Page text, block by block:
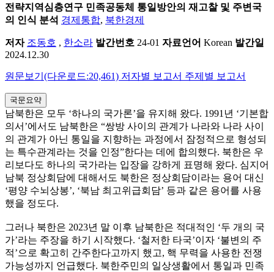
전략지역심층연구 민족공동체 통일방안의 재고찰 및 주변국
의 인식 분석 경제통합, 북한경제
저자 조동호 , 한소라 발간번호 24-01 자료언어 Korean 발간일
2024.12.30
원문보기(다운로드:20,461) 저자별 보고서 주제별 보고서
국문요약
남북한은 모두 ‘하나의 국가론’을 유지해 왔다. 1991년 ‘기본합
의서’에서도 남북한은 “쌍방 사이의 관계가 나라와 나라 사이
의 관계가 아닌 통일을 지향하는 과정에서 잠정적으로 형성되
는 특수관계라는 것을 인정”한다는 데에 합의했다. 북한은 우
리보다도 하나의 국가라는 입장을 강하게 표명해 왔다. 심지어
남북 정상회담에 대해서도 북한은 정상회담이라는 용어 대신
‘평양 수뇌상봉’, ‘북남 최고위급회담’ 등과 같은 용어를 사용
했을 정도다.
그러나 북한은 2023년 말 이후 남북한은 적대적인 ‘두 개의 국
가’라는 주장을 하기 시작했다. ‘철저한 타국’이자 ‘불변의 주
적’으로 확고히 간주한다고까지 했고, 핵 무력을 사용한 전쟁
가능성까지 언급했다. 북한주민의 일상생활에서 통일과 민족